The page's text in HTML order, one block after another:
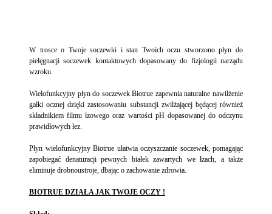
W trosce o Twoje soczewki i stan Twoich oczu stworzono płyn do
pielęgnacji soczewek kontaktowych dopasowany do fizjologii narządu
wzroku.
Wielofunkcyjny płyn do soczewek Biotrue zapewnia naturalne nawilżenie
gałki ocznej dzięki zastosowaniu substancji zwilżającej będącej również
składnikiem filmu łzowego oraz wartości pH dopasowanej do odczynu
prawidłowych łez.
Płyn wielofunkcyjny Biotrue ułatwia oczyszczanie soczewek, pomagając
zapobiegać denaturacji pewnych białek zawartych we łzach, a także
eliminuje drobnoustroje, dbając o zachowanie zdrowia.
BIOTRUE DZIAŁA JAK TWOJE OCZY !